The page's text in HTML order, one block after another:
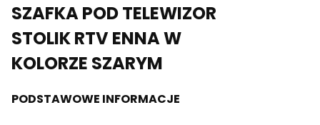
SZAFKA POD TELEWIZOR
STOLIK RTV ENNA W
KOLORZE SZARYM
PODSTAWOWE INFORMACJE